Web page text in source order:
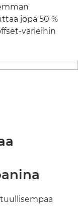
jopa 50 %
värieihin